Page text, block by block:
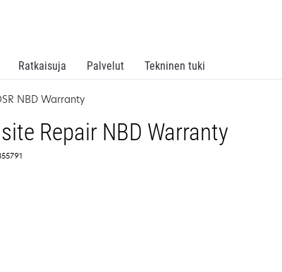
Ratkaisuja Palvelut Tekninen tuki
NBD Warranty
Repair NBD Warranty